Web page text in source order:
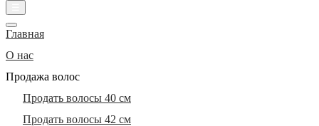
Главная
О нас
Продажа волос
Продать волосы 40 см
Продать волосы 42 см